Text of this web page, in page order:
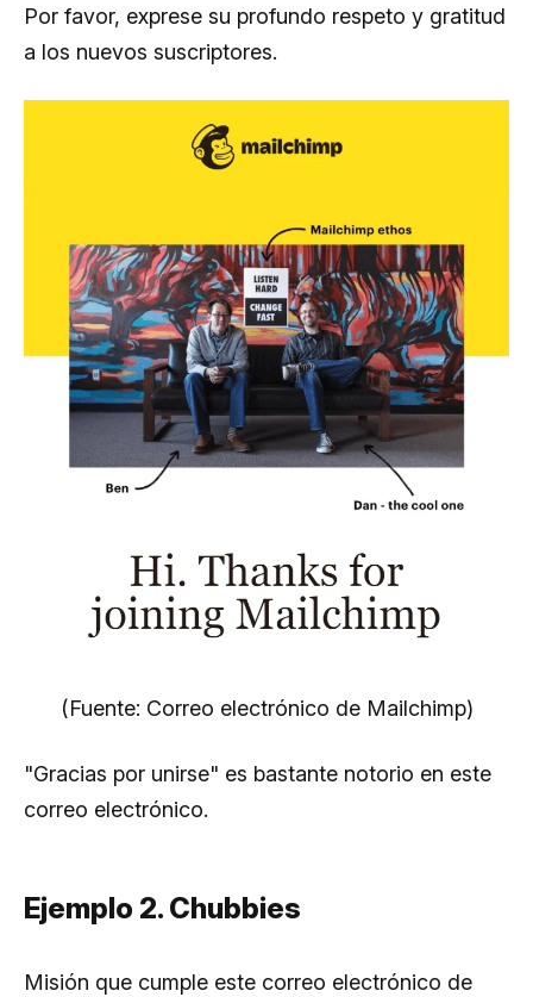
Por favor, exprese su profundo respeto y gratitud
a los nuevos suscriptores.
(Fuente: Correo electrónico de Mailchimp)
"Gracias por unirse" es bastante notorio en este
correo electrónico.
Ejemplo 2. Chubbies
Misión que cumple este correo electrónico de